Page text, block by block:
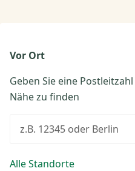
Vor Ort
Geben Sie eine
Nähe zu finden
z.B. 12345 oder Berlin
Alle Standorte